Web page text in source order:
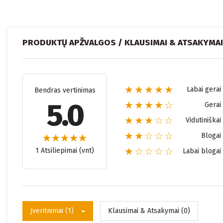
PRODUKTŲ APŽVALGOS / KLAUSIMAI & ATSAKYMAI
Bendras vertinimas
5.0
1 Atsiliepimai (vnt)
★★★★★ Labai gerai
★★★★☆ Gerai
★★★☆☆ Vidutiniškai
★★☆☆☆ Blogai
★☆☆☆☆ Labai blogai
Įveritnimai (1) Klausimai & Atsakymai (0)